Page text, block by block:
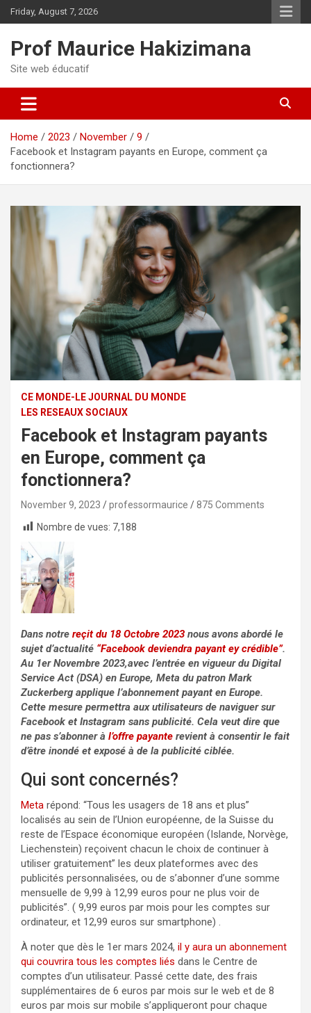
Skip
to
Friday, August 7, 2026
Prof Maurice Hakizimana
Site web éducatif
Home 2023 November
9
Facebook et Instagram payants en Europe, comment ça
fonctionnera?
CE MONDE-LE JOURNAL DU MONDE
LES RESEAUX SOCIAUX
Facebook et Instagram payants
en Europe, comment ça
fonctionnera?
November 9, 2023 professormaurice
875 Comments
Nombre de vues: 7,188
Dans notre reçit du 18 Octobre 2023 nous avons abordé le
sujet d’actualité “Facebook deviendra payant ey crédible”.
Au 1er Novembre 2023,avec l’entrée en vigueur du Digital
Service Act (DSA) en Europe, Meta du patron Mark
Zuckerberg applique l’abonnement payant en Europe.
Cette mesure permettra aux utilisateurs de naviguer sur
Facebook et Instagram sans publicité. Cela veut dire que
ne pas s’abonner à l’offre payante revient à consentir le fait
d’être inondé et exposé à de la publicité ciblée.
Qui sont concernés?
Meta répond: “Tous les usagers de 18 ans et plus”
localisés au sein de l’Union européenne, de la Suisse du
reste de l’Espace économique européen (Islande, Norvège,
Liechenstein) reçoivent chacun le choix de continuer à
utiliser gratuitement” les deux plateformes avec des
publicités personnalisées, ou de s’abonner d’une somme
mensuelle de 9,99 à 12,99 euros pour ne plus voir de
publicités”. ( 9,99 euros par mois pour les comptes sur
ordinateur, et 12,99 euros sur smartphone) .
À noter que dès le 1er mars 2024, il y aura un abonnement
qui couvrira tous les comptes liés dans le Centre de
comptes d’un utilisateur. Passé cette date, des frais
supplémentaires de 6 euros par mois sur le web et de 8
euros par mois sur mobile s’appliqueront pour chaque